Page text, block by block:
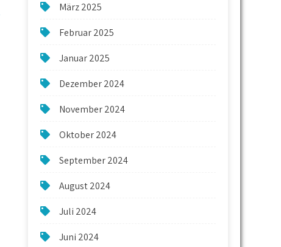
März 2025
Februar 2025
Januar 2025
Dezember 2024
November 2024
Oktober 2024
September 2024
August 2024
Juli 2024
Juni 2024